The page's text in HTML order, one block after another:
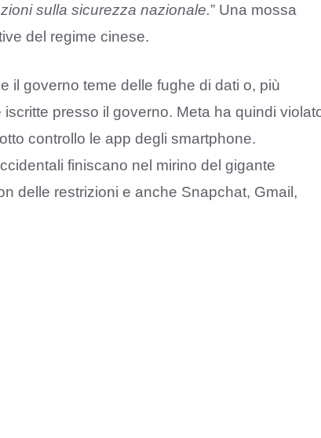
sulla sicurezza nazionale.” Una mossa
del regime cinese.
il governo teme delle fughe di dati o, più
presso il governo. Meta ha quindi
controllo le app degli smartphone.
finiscano nel mirino del gigante
delle restrizioni e anche Snapchat, Gmail,